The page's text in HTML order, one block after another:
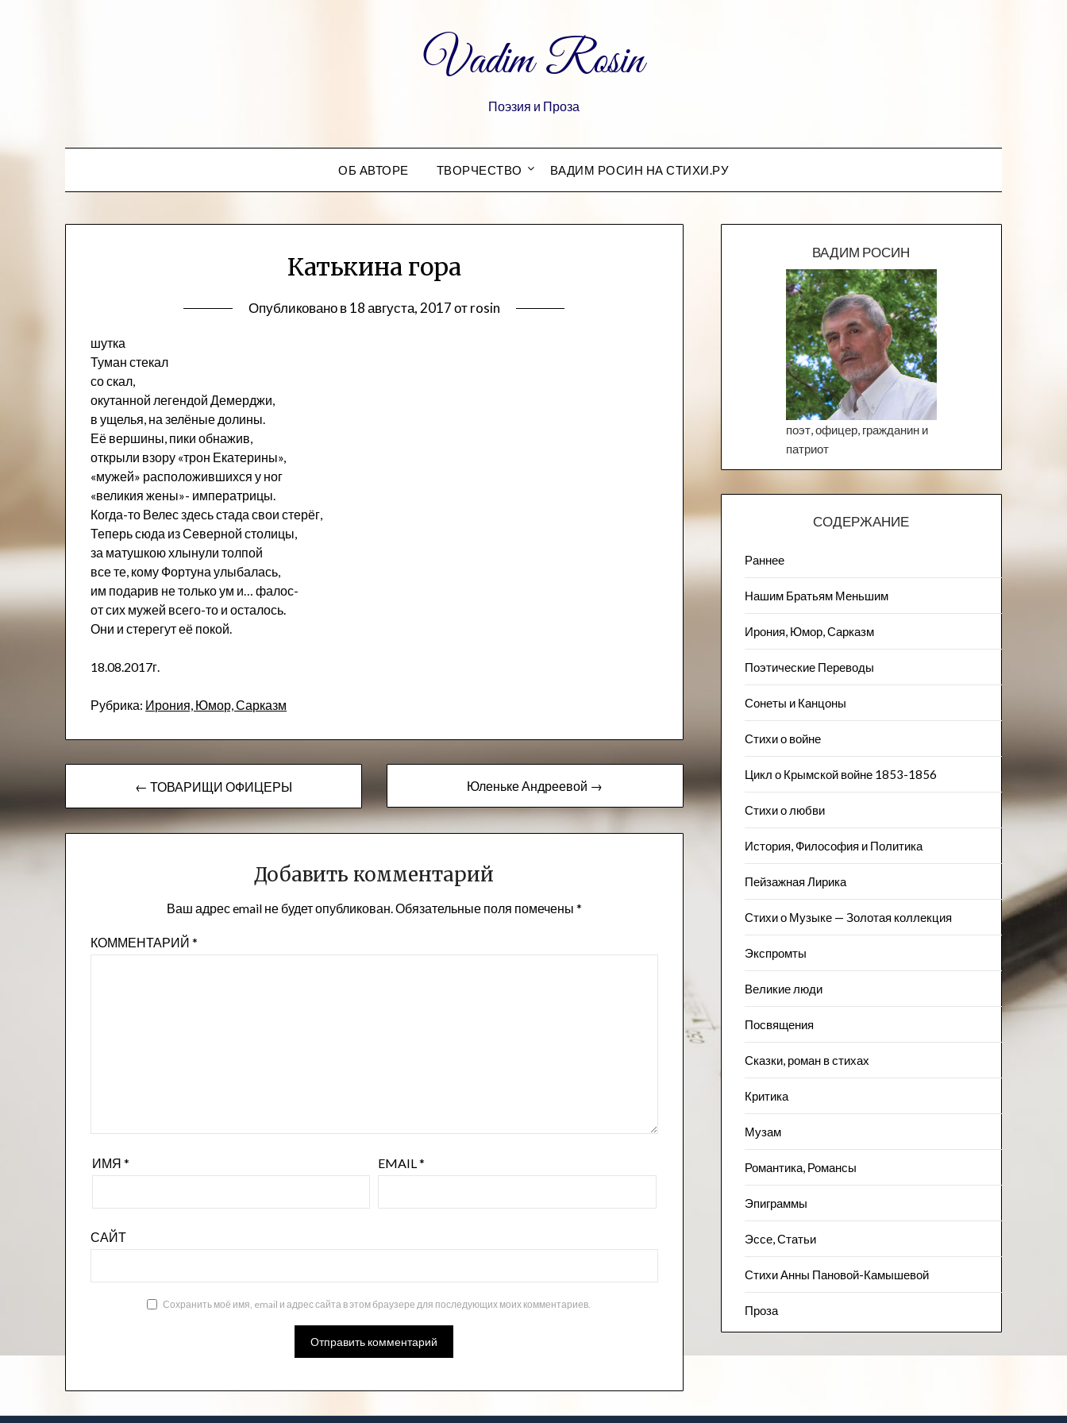
Vadim Rosin
Поэзия и Проза
ОБ АВТОРЕ ТВОРЧЕСТВО ВАДИМ РОСИН НА СТИХИ.РУ
Катькина гора
Опубликовано в18 августа, 2017отrosin
шутка
Туман стекал
со скал,
окутанной легендой Демерджи,
в ущелья, на зелёные долины.
Её вершины, пики обнажив,
открыли взору «трон Екатерины»,
«мужей» расположившихся у ног
«великия жены»- императрицы.
Когда-то Велес здесь стада свои стерёг,
Теперь сюда из Северной столицы,
за матушкою хлынули толпой
все те, кому Фортуна улыбалась,
им подарив не только ум и… фалос-
от сих мужей всего-то и осталось.
Они и стерегут её покой.
18.08.2017г.
Рубрика: Ирония, Юмор, Сарказм
Навигация
по
записям
← ТОВАРИЩИ ОФИЦЕРЫ Юленьке Андреевой →
Добавить комментарий
Ваш адрес email не будет опубликован. Обязательные поля помечены *
КОММЕНТАРИЙ*
ИМЯ* EMAIL*
САЙТ
Сохранить моё имя, email и адрес сайта в этом браузере для последующих моих комментариев.
ВАДИМ РОСИН
поэт, офицер, гражданин и
патриот
СОДЕРЖАНИЕ
Раннее
Нашим Братьям Меньшим
Ирония, Юмор, Сарказм
Поэтические Переводы
Сонеты и Канцоны
Стихи о войне
Цикл о Крымской войне 1853-1856
Стихи о любви
История, Философия и Политика
Пейзажна​я Лирика
Стихи о Музыке — Золотая коллекция
Экспромты
Великие люди
Посвящения
Сказки, роман в стихах
Критика
Музам
Романтика, Романсы
Эпиграммы
Эссе, Статьи
Стихи Анны Пановой-Камышевой
Проза